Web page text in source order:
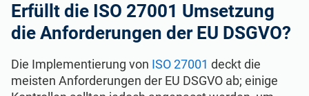
Erfüllt die ISO 27001 Umsetzung
die Anforderungen der EU DSGVO?
Die Implementierung von ISO 27001 deckt die
meisten Anforderungen der EU DSGVO ab; einige